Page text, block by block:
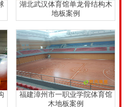
湖北武汉体育馆单龙骨结构木
地板案例
福建漳州市一职业学院体育馆
木地板案例